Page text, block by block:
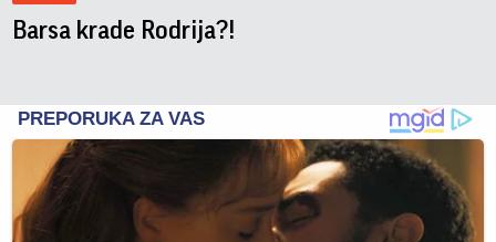
Barsa krade Rodrija?!